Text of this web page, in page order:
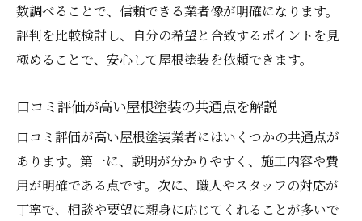
数調べることで、信頼できる業者像が明確になります。
評判を比較検討し、自分の希望と合致するポイントを見
極めることで、安心して屋根塗装を依頼できます。
口コミ評価が高い屋根塗装の共通点を解説
口コミ評価が高い屋根塗装業者にはいくつかの共通点が
あります。第一に、説明が分かりやすく、施工内容や費
用が明確である点です。次に、職人やスタッフの対応が
丁寧で、相談や要望に親身に応じてくれることが多いで